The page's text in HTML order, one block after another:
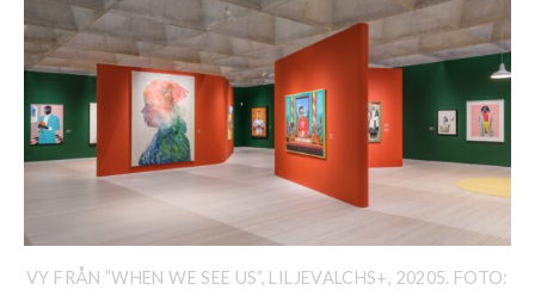
VY FRÅN ”WHEN WE SEE US”, LILJEVALCHS+, 20205. FOTO: